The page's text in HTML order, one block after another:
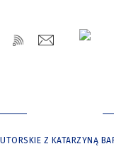
Z KATARZYNĄ